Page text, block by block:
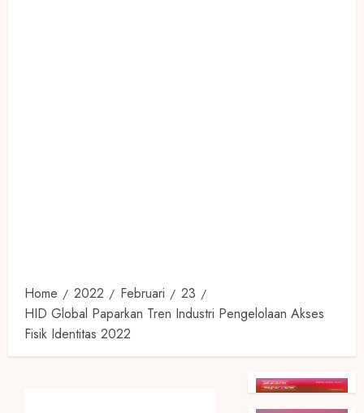
Home 2022 Februari
23
HID Global Paparkan Tren Industri Pengelolaan Akses
Fisik Identitas 2022